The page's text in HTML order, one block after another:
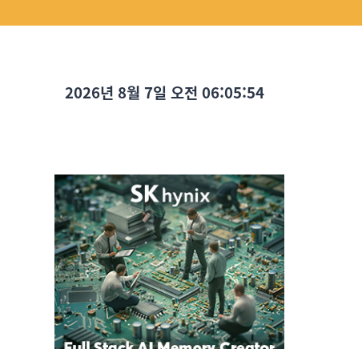
2026년 8월 7일 오전 06:05:56